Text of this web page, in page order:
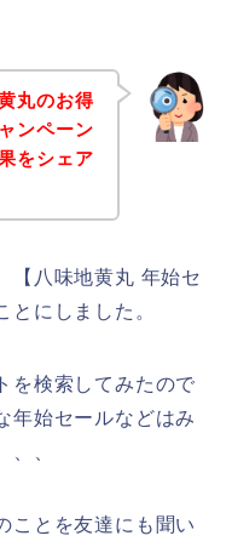
丸のお得
ンペーン
をシェア
【八味地黄丸 年始セ
とにしました。
を検索してみたので
年始セールなどはみ
、、
ことを友達にも聞い